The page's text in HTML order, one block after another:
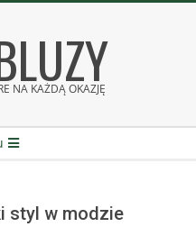
NA KAŻDĄ OKAZJĘ
styl w modzie